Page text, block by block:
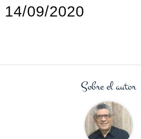
14/09/2020
Sobre el autor